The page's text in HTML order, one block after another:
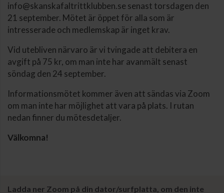
info@skanskafaltrittklubben.se senast torsdagen den
21 september. Mötet är öppet för alla som är
intresserade och medlemskap är inget krav.
Vid utebliven närvaro är vi tvingade att debitera en
avgift på 75 kr, om man inte har avanmält senast
söndag den 24 september.
Informationsmötet kommer även att sändas via Zoom
om man inte har möjlighet att vara på plats. I rutan
nedan finner du mötesdetaljer.
Välkomna!
Ladda ner Zoom på din dator/surfplatta, om den inte